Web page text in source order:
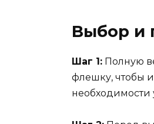
Выбор и
Шаг 1: Полную
флешку, чтобы
необходимости